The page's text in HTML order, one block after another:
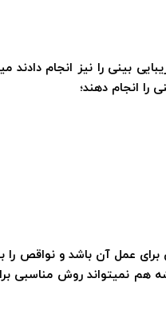
بینی را نیز انجام دادند
را انجام دهند؛
عمل آن باشد و نواقص را
هم نمیتواند روش مناسبی